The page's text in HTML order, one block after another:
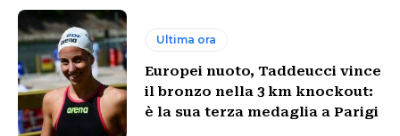
Ultima ora
Europei nuoto, Taddeucci vince
il bronzo nella 3 km knockout:
è la sua terza medaglia a Parigi